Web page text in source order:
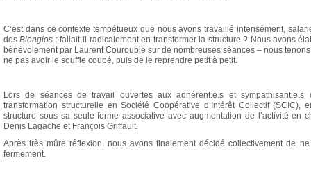
C’est dans ce contexte tempétueux que nous avons travaillé intensément,
desBlongios : fallait-il radicalement en transformer la structure ? Nous avons
bénévolement par Laurent Courouble sur de nombreuses séances – nous
ne pas avoir le souffle coupé, puis de le reprendre petit à petit.
Lors de séances de travail ouvertes aux adhérent.e.s et
transformation structurelle en Société Coopérative d’Intérêt Collectif
structure sous sa seule forme associative avec augmentation de l’activité en
Denis Lagache et François Griffault.
Après très mûre réflexion, nous avons finalement décidé collectivement de
fermement.